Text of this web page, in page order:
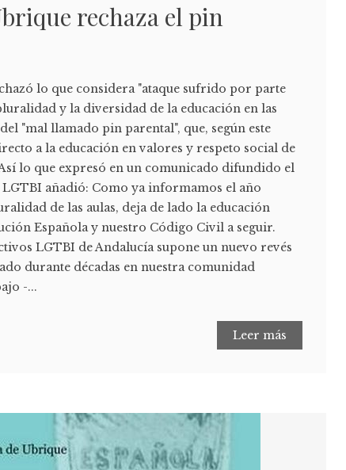
rechaza el pin
lo que considera "ataque sufrido por parte
y la diversidad de la educación en las
"mal llamado pin parental", que, según este
a la educación en valores y respeto social de
lo que expresó en un comunicado difundido el
LGTBI añadió: Como ya informamos el año
de las aulas, deja de lado la educación
Española y nuestro Código Civil a seguir.
LGTBI de Andalucía supone un nuevo revés
durante décadas en nuestra comunidad
-...
Leer más